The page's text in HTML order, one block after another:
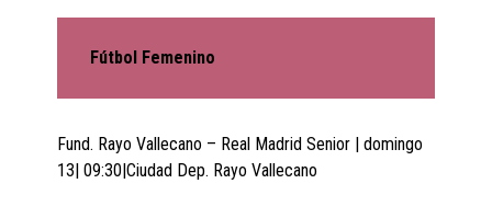
Fútbol Femenino
Fund. Rayo Vallecano – Real Madrid Senior | domingo
13| 09:30|Ciudad Dep. Rayo Vallecano